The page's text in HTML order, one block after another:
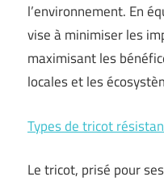
l’environnement. En
vise à minimiser les
maximisant les
locales et les
Types de tricot
Le tricot, prisé pour